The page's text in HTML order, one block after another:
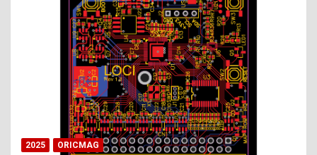
e
s
t
p
h
o
n
2025 ORICMAG